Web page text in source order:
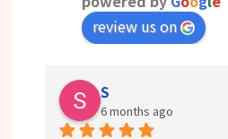
review us on
S
6 months ago